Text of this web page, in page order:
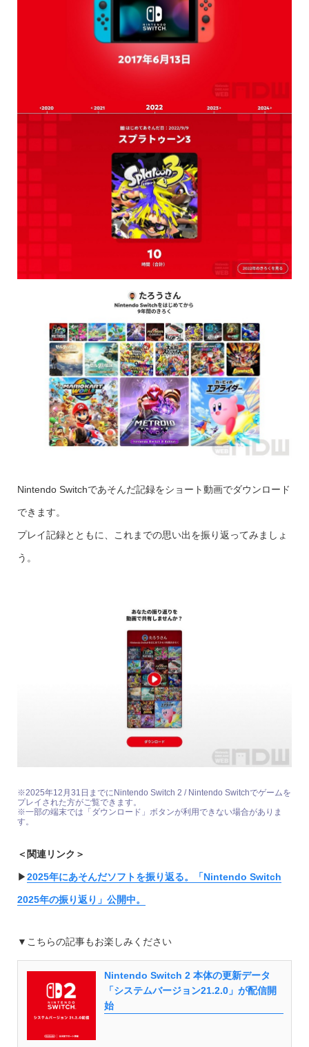
Nintendo Switchであそんだ記録をショート動画でダウンロード
できます。
プレイ記録とともに、これまでの思い出を振り返ってみましょ
う。
※2025年12月31日までにNintendo Switch 2 / Nintendo Switchでゲームを
プレイされた方がご覧できます。
※一部の端末では「ダウンロード」ボタンが利用できない場合がありま
す。
＜関連リンク＞
▶︎2025年にあそんだソフトを振り返る。「Nintendo Switch
2025年の振り返り」公開中。
▼こちらの記事もお楽しみください
Nintendo Switch 2 本体の更新データ
「システムバージョン21.2.0」が配信開
始